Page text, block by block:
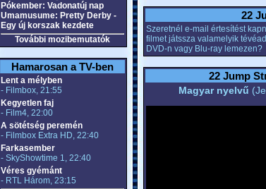
Pókember: Vadonatúj nap
Umamusume: Pretty Derby -
Egy új korszak kezdete
További mozibemutatók
Hamarosan a TV-ben
Lent a mélyben
- Filmbox, 21:55
Kegyetlen faj
- Film4, 22:00
A sötétség peremén
- Filmbox Extra HD, 22:40
Farkasember
- SkyShowtime 1, 22:40
Véres gyémánt
- RTL Három, 23:15
22
Szeretnél e-mail értesítést
filmet játssza valamelyik
DVD-n vagy Blu-ray lemezen?
22 Jump
Magyar nyelvű